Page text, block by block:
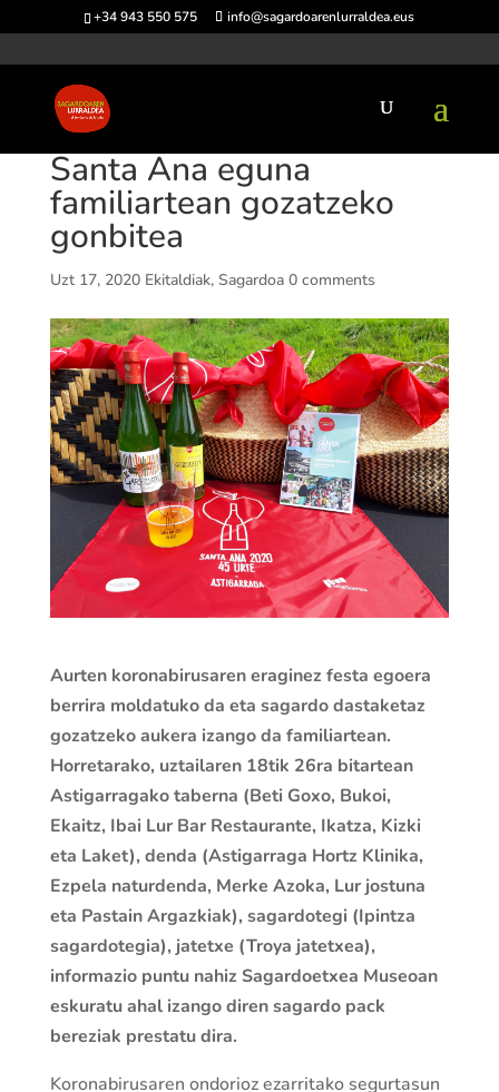
+34 943 550 575 info@sagardoarenlurraldea.eus
Santa Ana eguna
familiartean gozatzeko
gonbitea
Uzt 17, 2020 Ekitaldiak, Sagardoa 0 comments
Aurten koronabirusaren eraginez festa egoera
berrira moldatuko da eta sagardo dastaketaz
gozatzeko aukera izango da familiartean.
Horretarako, uztailaren 18tik 26ra bitartean
Astigarragako taberna (Beti Goxo, Bukoi,
Ekaitz, Ibai Lur Bar Restaurante, Ikatza, Kizki
eta Laket), denda (Astigarraga Hortz Klinika,
Ezpela naturdenda, Merke Azoka, Lur jostuna
eta Pastain Argazkiak), sagardotegi (Ipintza
sagardotegia), jatetxe (Troya jatetxea),
informazio puntu nahiz Sagardoetxea Museoan
eskuratu ahal izango diren sagardo pack
bereziak prestatu dira.
Koronabirusaren ondorioz ezarritako segurtasun